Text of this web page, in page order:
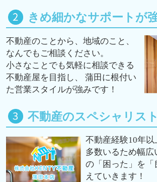
きめ細かなサポートが
不動産のことから、地域のこと、
なんでもご相談ください。
小さなことでも気軽に相談できる
不動産屋を目指し、 蒲田に根付い
た営業スタイルが強みです！
不動産のスペシャリス
不動産経験10年
多数いるため幅広
の「困った」を「
えていきます！